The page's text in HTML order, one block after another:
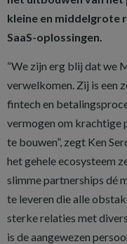
kleine en middelgrote
SaaS-oplossingen.
“We zijn erg blij dat we
verwelkomen. Zij is een
fintech en
vermogen om krachtige
te bouwen”, zegt Ken
het gehele ecosysteem
slimme partnerships dé
te leveren die alle
sterke relaties met
is de aangewezen